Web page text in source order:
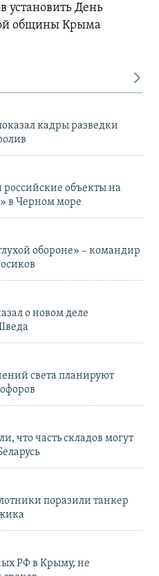
установить День
общины Крыма
кадры разведки
объекты на
в Черном море
обороне» – командир
о новом деле
света планируют
что часть складов могут
поразили танкер
РФ в Крыму, не